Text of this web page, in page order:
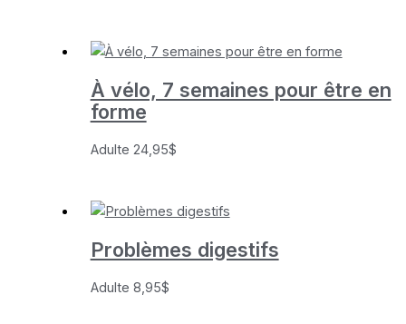
À vélo, 7 semaines pour être en
forme
Adulte 24,95$
Problèmes digestifs
Adulte 8,95$